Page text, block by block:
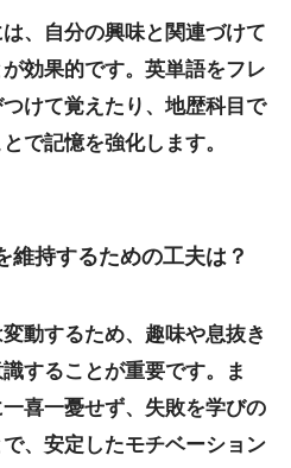
、自分の興味と関連づけて
効果的です。英単語をフレ
けて覚えたり、地歴科目で
で記憶を強化します。
維持するための工夫は？
動するため、趣味や息抜き
することが重要です。ま
喜一憂せず、失敗を学びの
、安定したモチベーション